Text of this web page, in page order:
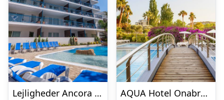
Lejligheder Ancora Salou
AQUA Hotel Onabrava & Spa